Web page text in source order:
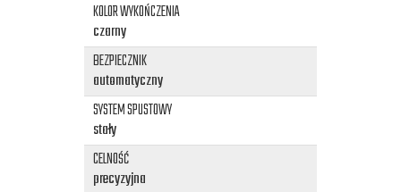
KOLOR WYKOŃCZENIA
czarny
BEZPIECZNIK
automatyczny
SYSTEM SPUSTOWY
stały
CELNOŚĆ
precyzyjna